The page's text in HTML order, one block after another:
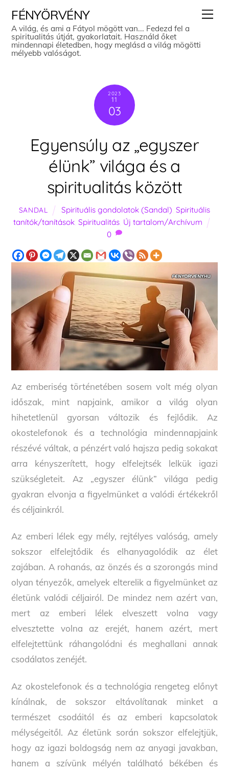
content
FÉNYÖRVÉNY
A világ, és ami a Fátyol mögött van... Fedezd fel a
spiritualitás útját, gyakorlatait. Használd őket
mindennapi életedben, hogy meglásd a világ mögötti
mélyebb valóságot.
2023
11
03
Egyensúly az „egyszer
élünk” világa és a
spiritualitás között
SANDAL Spirituális gondolatok (Sandal) ,Spirituális
tanítók/tanítások, Spiritualitás, Új tartalom/Archívum
0
Az emberiség történetében sosem volt még olyan
időszak, mint napjaink, amikor a világ olyan
hihetetlenül gyorsan változik és fejlődik. Az
okostelefonok és a technológia mindennapjaink
részévé váltak, a pénzért való hajsza pedig sokakat
arra kényszerített, hogy elfelejtsék lelkük igazi
szükségleteit. Az „egyszer élünk” világa pedig
gyakran elvonja a figyelmünket a valódi értékekről
és céljainkról.
Az emberi lélek egy mély, rejtélyes valóság, amely
sokszor elfelejtődik és elhanyagolódik az élet
zajában. A rohanás, az önzés és a szorongás mind
olyan tényezők, amelyek elterelik a figyelmünket az
életünk valódi céljairól. De mindez nem azért van,
mert az emberi lélek elveszett volna vagy
elvesztette volna az erejét, hanem azért, mert
elfelejtettünk ráhangolódni és meghallani annak
csodálatos zenéjét.
Az okostelefonok és a technológia rengeteg előnyt
kínálnak, de sokszor eltávolítanak minket a
természet csodáitól és az emberi kapcsolatok
mélységeitől. Az életünk során sokszor elfelejtjük,
hogy az igazi boldogság nem az anyagi javakban,
hanem a szívünk mélyén található békében és